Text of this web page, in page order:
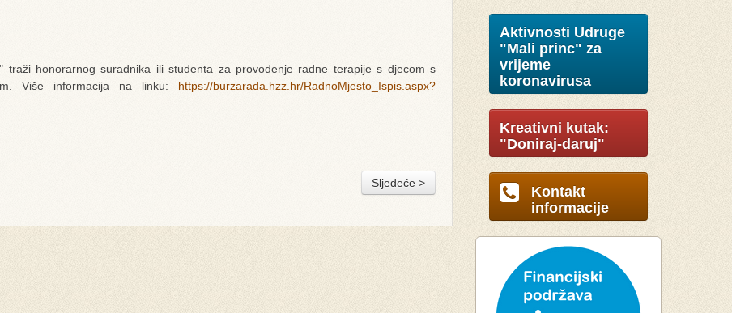
traži honorarnog suradnika ili studenta za provođenje radne terapije s djecom s
Više informacija na linku: https://burzarada.hzz.hr/RadnoMjesto_Ispis.aspx?
Sljedeće >
Aktivnosti Udruge
"Mali princ" za
vrijeme
koronavirusa
Kreativni kutak:
"Doniraj-daruj"
Kontakt
informacije